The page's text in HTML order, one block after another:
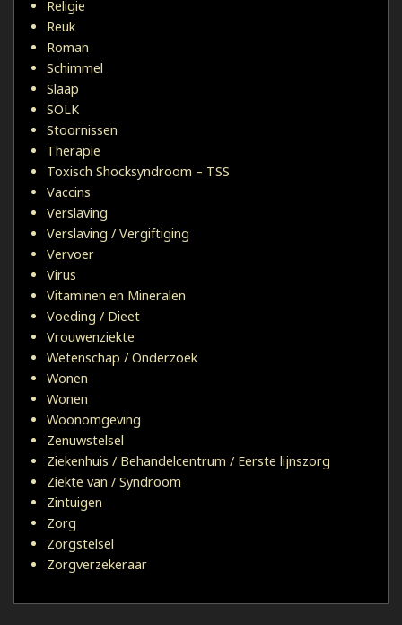
Religie
Reuk
Roman
Schimmel
Slaap
SOLK
Stoornissen
Therapie
Toxisch Shocksyndroom – TSS
Vaccins
Verslaving
Verslaving / Vergiftiging
Vervoer
Virus
Vitaminen en Mineralen
Voeding / Dieet
Vrouwenziekte
Wetenschap / Onderzoek
Wonen
Wonen
Woonomgeving
Zenuwstelsel
Ziekenhuis / Behandelcentrum / Eerste lijnszorg
Ziekte van / Syndroom
Zintuigen
Zorg
Zorgstelsel
Zorgverzekeraar